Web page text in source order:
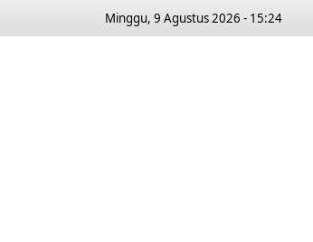
Minggu, 9 Agustus 2026 - 15:24